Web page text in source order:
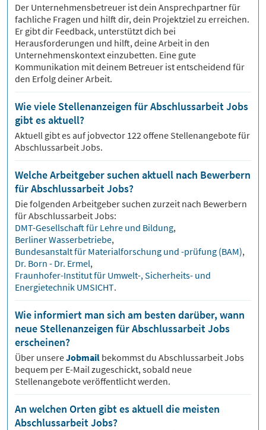
Der Unternehmensbetreuer ist dein Ansprechpartner für
fachliche Fragen und hilft dir, dein Projektziel zu erreichen.
Er gibt dir Feedback, unterstützt dich bei
Herausforderungen und hilft, deine Arbeit in den
Unternehmenskontext einzubetten. Eine gute
Kommunikation mit deinem Betreuer ist entscheidend für
den Erfolg deiner Arbeit.
Wie viele Stellenanzeigen für Abschlussarbeit Jobs
gibt es aktuell?
Aktuell gibt es auf jobvector 122 offene Stellenangebote für
Abschlussarbeit Jobs.
Welche Arbeitgeber suchen aktuell nach Bewerbern
für Abschlussarbeit Jobs?
Die folgenden Arbeitgeber suchen zurzeit nach Bewerbern
fürAbschlussarbeitJobs:
DMT-Gesellschaft für Lehre und Bildung,
Berliner Wasserbetriebe,
Bundesanstalt für Materialforschung und -prüfung (BAM),
Dr. Born - Dr. Ermel,
Fraunhofer-Institut für Umwelt-, Sicherheits- und
Energietechnik UMSICHT.
Wie informiert man sich am besten darüber, wann
neue Stellenanzeigen für Abschlussarbeit Jobs
erscheinen?
Über unsereJobmail bekommst du AbschlussarbeitJobs
bequem per E-Mail zugeschickt, sobald neue
Stellenangebote veröffentlicht werden.
An welchen Orten gibt es aktuell die meisten
Abschlussarbeit Jobs?